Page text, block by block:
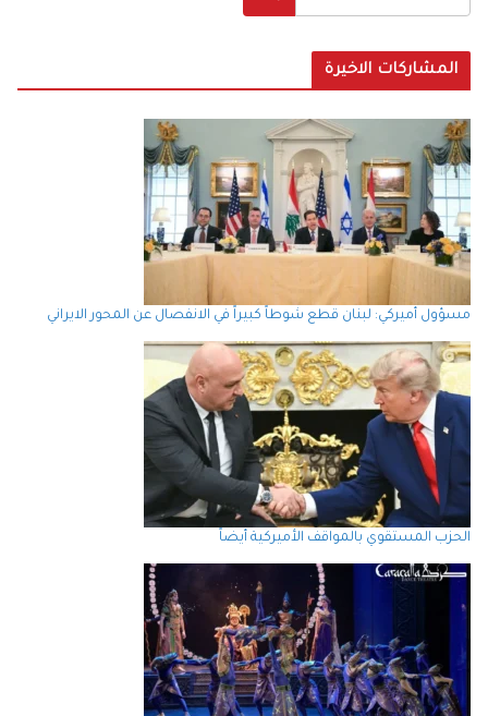
المشاركات الاخيرة
مسؤول أميركي: لبنان قطع شوطاً كبيراً في الانفصال عن المحور الايراني
الحزب المستقوي بالمواقف الأميركية أيضاً